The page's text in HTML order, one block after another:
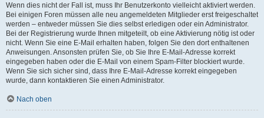
Wenn dies nicht der Fall ist, muss Ihr Benutzerkonto vielleicht aktiviert werden.
Bei einigen Foren müssen alle neu angemeldeten Mitglieder erst freigeschaltet
werden – entweder müssen Sie dies selbst erledigen oder ein Administrator.
Bei der Registrierung wurde Ihnen mitgeteilt, ob eine Aktivierung nötig ist oder
nicht. Wenn Sie eine E-Mail erhalten haben, folgen Sie den dort enthaltenen
Anweisungen. Ansonsten prüfen Sie, ob Sie Ihre E-Mail-Adresse korrekt
eingegeben haben oder die E-Mail von einem Spam-Filter blockiert wurde.
Wenn Sie sich sicher sind, dass Ihre E-Mail-Adresse korrekt eingegeben
wurde, dann kontaktieren Sie einen Administrator.
Nach oben